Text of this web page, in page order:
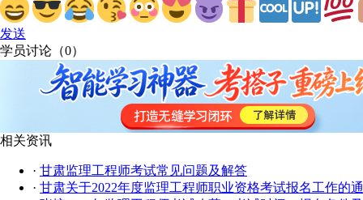
发送
学员讨论（0）
相关资讯
· 甘肃监理工程师考试常见问题及解答
· 甘肃关于2022年度监理工程师职业资格考试报名工作的